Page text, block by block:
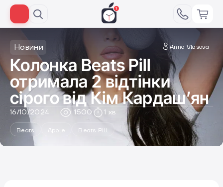
Новини Anna Vlasova
Колонка Beats Pill
отримала 2 відтінки
сірого від Кім Кардаш’ян
16/10/2024 1500 1 хв
Beats Apple Beats Pill